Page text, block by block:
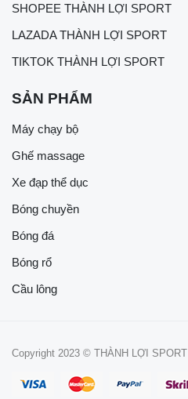
SHOPEE THÀNH LỢI SPORT
LAZADA THÀNH LỢI SPORT
TIKTOK THÀNH LỢI SPORT
SẢN PHẨM
Máy chạy bộ
Ghế massage
Xe đạp thể dục
Bóng chuyền
Bóng đá
Bóng rổ
Cầu lông
Copyright 2023 © THÀNH LỢI SPORT